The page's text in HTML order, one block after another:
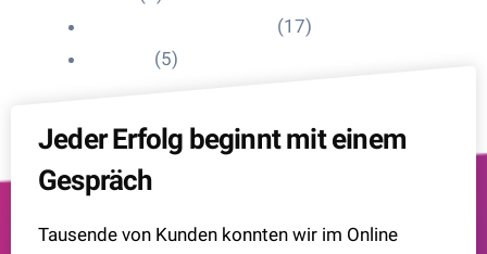
(17)
(5)
Jeder Erfolg beginnt mit einem
Gespräch
Tausende von Kunden konnten wir im Online